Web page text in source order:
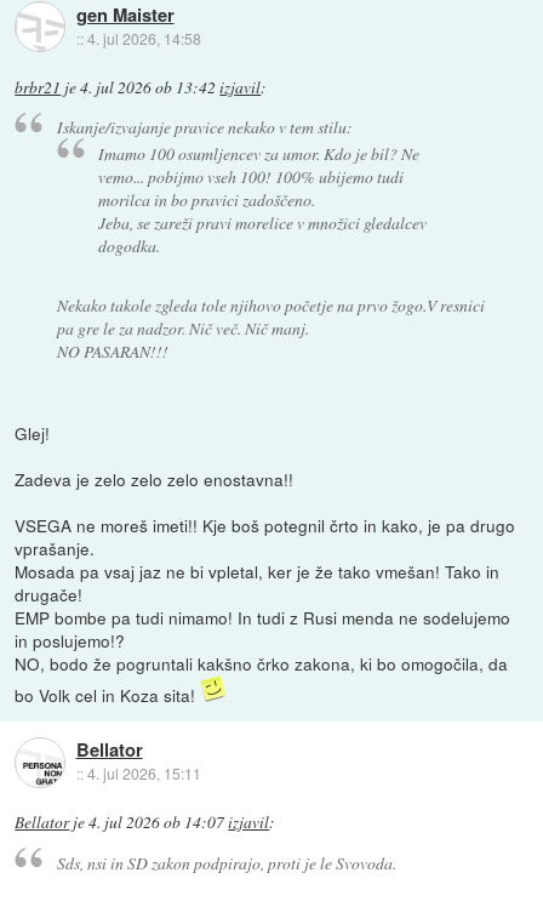
gen Maister
::4. jul 2026, 14:58
brbr21 je4. jul 2026 ob 13:42 izjavil:
Iskanje/izvajanje pravice nekako v tem stilu:
Imamo 100 osumljencev za umor. Kdo je bil? Ne
vemo... pobijmo vseh 100! 100% ubijemo tudi
morilca in bo pravici zadoščeno.
Jeba, se zareži pravi morelice v množici gledalcev
dogodka.
Nekako takole zgleda tole njihovo početje na prvo žogo.V resnici
pa gre le za nadzor. Nič več. Nič manj.
NO PASARAN!!!
Glej!
Zadeva je zelo zelo zelo enostavna!!
VSEGA ne moreš imeti!! Kje boš potegnil črto in kako, je pa drugo
vprašanje.
Mosada pa vsaj jaz ne bi vpletal, ker je že tako vmešan! Tako in
drugače!
EMP bombe pa tudi nimamo! In tudi z Rusi menda ne sodelujemo
in poslujemo!?
NO, bodo že pogruntali kakšno črko zakona, ki bo omogočila, da
bo Volk cel in Koza sita!
Bellator
::4. jul 2026, 15:11
Bellatorje4. jul 2026 ob 14:07izjavil:
Sds, nsi in SD zakon podpirajo, proti je le Svovoda.